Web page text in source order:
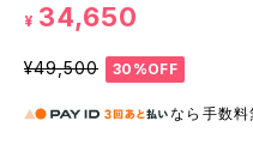
¥ 34,650
¥49,500 30%OFF
なら 手数料